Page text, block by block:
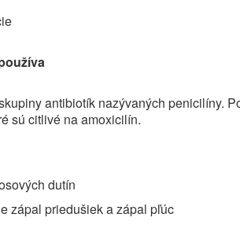
antibiotík nazývaných penicilíny.
sú citlivé na amoxicilín.
dutín
zápal priedušiek a zápal pľúc